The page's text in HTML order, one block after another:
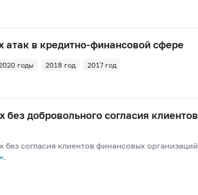
в кредитно-финансовой сфере
годы 2018 год 2017 год
добровольного согласия клиентов
согласия клиентов финансовых организаций
.